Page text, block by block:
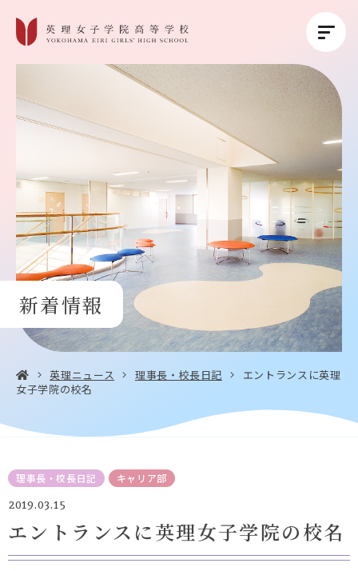
英理女子学院について
英理女子学院の教育
コース紹介
学校生活
進路・進学
受験生の方へ
資料請求
Instagram Facebook YouTube LINE
新着情報
英理ニュース 理事長・校長日記
エントランスに英理
女子学院の校名
理事長・校長日記 キャリア部
2019.03.15
エントランスに英理女子学院の校名